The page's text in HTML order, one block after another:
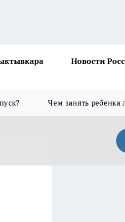
Новости
Чем занять ребенка